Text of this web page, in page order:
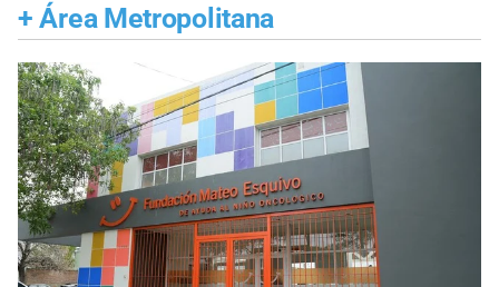
+ Área Metropolitana